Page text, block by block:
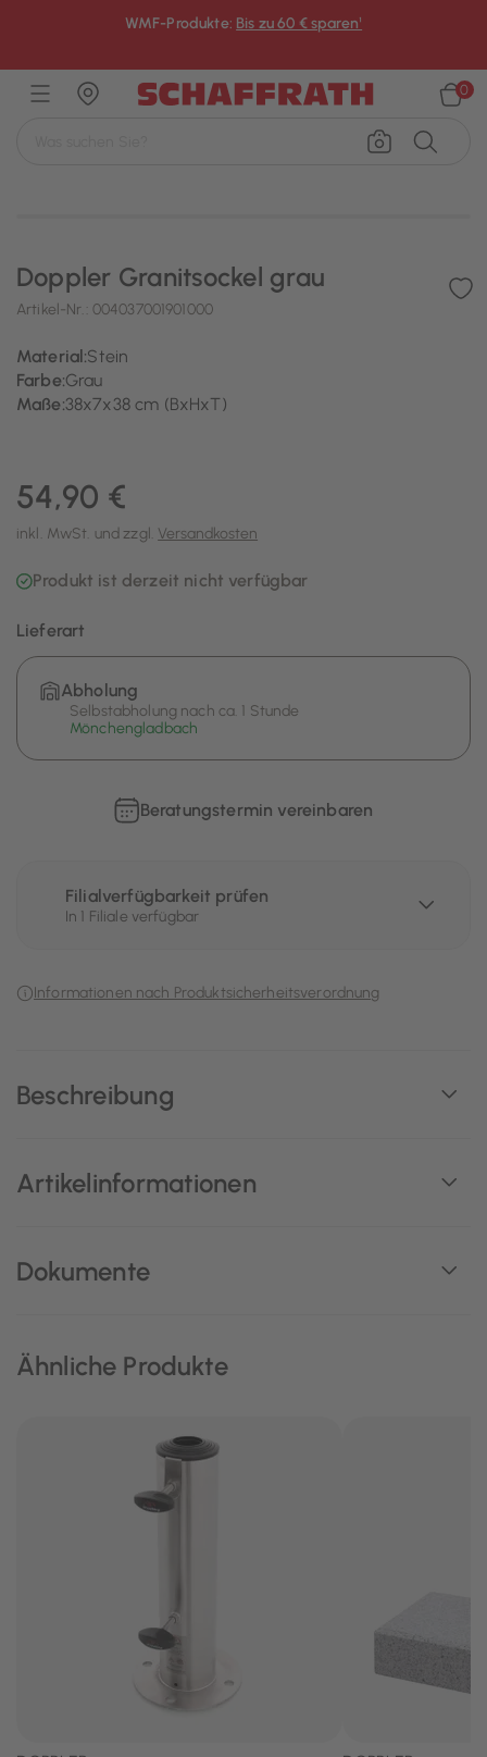
WMF-Produkte: Bis zu 60 € sparen¹
0
Beschreibung
Artikelinformationen
Dokumente
Doppler Granitsockel grau
Artikel-Nr.: 004037001901000
Material:Stein
Farbe:Grau
Maße:38x7x38 cm (BxHxT)
54,90 €
inkl. MwSt. und zzgl. Versandkosten
Produkt ist derzeit nicht verfügbar
Lieferart
Abholung
Selbstabholung nach ca. 1 Stunde
Mönchengladbach
Beratungstermin vereinbaren
Filialverfügbarkeit prüfen
In 1 Filiale verfügbar
Informationen nach Produktsicherheitsverordnung